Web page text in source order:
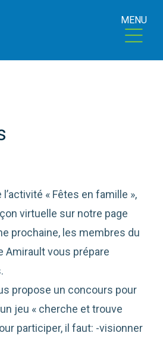
MENU
« Fêtes en famille »,
virtuelle sur notre page
prochaine, les membres du
Amirault vous prépare
propose un concours pour
jeu « cherche et trouve
participer, il faut: -visionner